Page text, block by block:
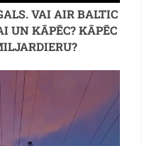
VAI AIR BALTIC
UN KĀPĒC? KĀPĒC